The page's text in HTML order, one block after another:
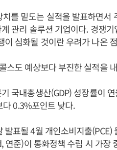
를 밑도는 실적을 발표하면
관리 솔루션 기업이다. 경쟁
이 심화될 것이란 우려가 나온
스도 예상보다 부진한 실적을
국내총생산(GDP) 성장률이
0.3%포인트 낮다.
발표될 4월 개인소비지출
연준)이 통화정책 수립 시 가장